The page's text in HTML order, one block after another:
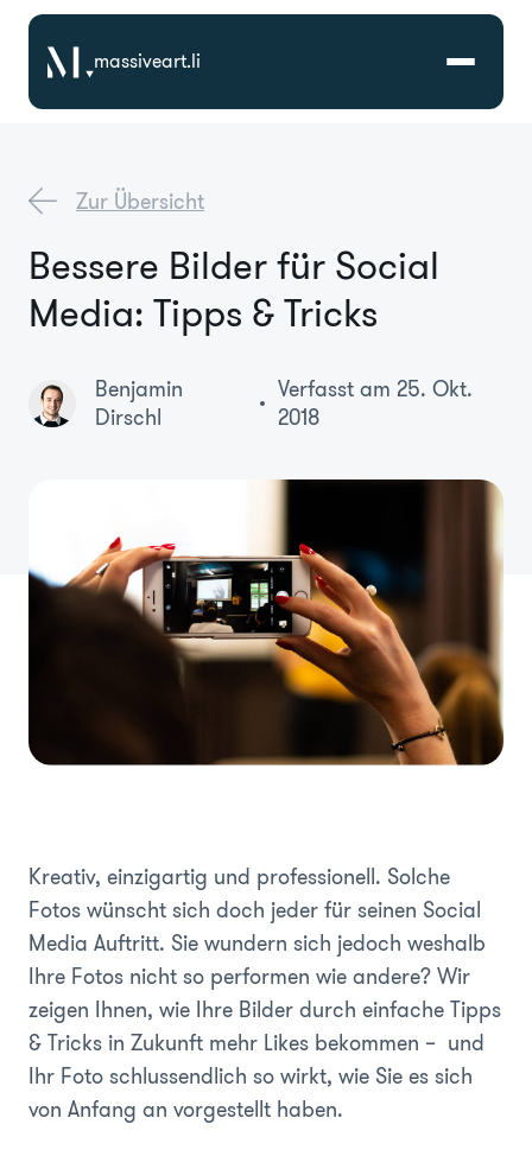
massiveart.li
Referenzen
Branchen
Zur Übersicht
Bessere Bilder für Social
Media: Tipps & Tricks
Benjamin
Dirschl
Verfasst am 25. Okt.
2018
Kreativ, einzigartig und professionell. Solche
Fotos wünscht sich doch jeder für seinen Social
Media Auftritt. Sie wundern sich jedoch weshalb
Ihre Fotos nicht so performen wie andere? Wir
zeigen Ihnen, wie Ihre Bilder durch einfache Tipps
& Tricks in Zukunft mehr Likes bekommen – und
Ihr Foto schlussendlich so wirkt, wie Sie es sich
von Anfang an vorgestellt haben.